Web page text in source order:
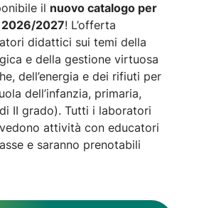
il nuovo catalogo per
2026/2027! L’offerta
didattici sui temi della
e della gestione virtuosa
dell’energia e dei rifiuti per
dell’infanzia, primaria,
II grado). Tutti i laboratori
attività con educatori
e saranno prenotabili